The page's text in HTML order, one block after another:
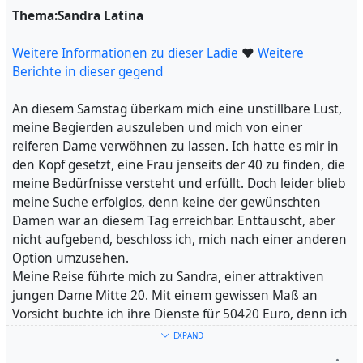
#Massage#Lili#Optionen
#Blowjob#Option#Morgen#Kondom#Menü#Woche
#Guten#Blaskonzert
voller Sinnlichkeit. Ina hatte ein Gespür dafür, die
einzigartiges Erlebnis bescherte.
Als ich mich umdrehte, begann eine neue, aufregende
eine sinnliche Tanzchoreographie, die meinen Atem
stocken ließ. Ihre Zunge wanderte von meinen Beinen
bis hinauf zu meinen Brustwarzen, eine Reise voller Lust
und Verlockung. Mit gekonnten Bewegungen bereitete
sie mich auf das vor, was kommen sollte.
Ein intensiver Blowjob, voller Gefühl und Hingabe,
brachte mich an den Rand des Wahnsinns. Ich konnte
der Versuchung nicht widerstehen und bat um das
ultimative Finale - Sex. Wir erlebten zusammen ein
furioses, leidenschaftliches Intermezzo, das alle
Erwartungen übertraf.
Die letzten Minuten ihrer Massage spülten die letzten
Reste von Anspannung aus meinem Körper. Nach einer
Thema:Sandra Latina
Weitere Informationen zu dieser Ladie ❤ Weitere
Berichte in dieser gegend
An diesem Samstag überkam mich eine unstillbare Lust,
meine Begierden auszuleben und mich von einer
reiferen Dame verwöhnen zu lassen. Ich hatte es mir in
den Kopf gesetzt, eine Frau jenseits der 40 zu finden, die
meine Bedürfnisse versteht und erfüllt. Doch leider blieb
meine Suche erfolglos, denn keine der gewünschten
Damen war an diesem Tag erreichbar. Enttäuscht, aber
nicht aufgebend, beschloss ich, mich nach einer anderen
Option umzusehen.
Meine Reise führte mich zu Sandra, einer attraktiven
jungen Dame Mitte 20. Mit einem gewissen Maß an
Vorsicht buchte ich ihre Dienste für 50420 Euro, denn ich
war entschlossen, meinen Druck loszuwerden. Das
EXPAND